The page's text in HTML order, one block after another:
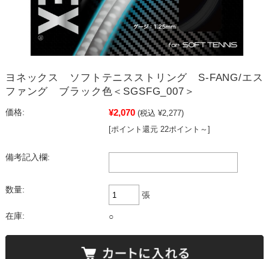
ヨネックス ソフトテニスストリング S-FANG/エス
ファング ブラック色＜SGSFG_007＞
価格: ¥2,070 (税込 ¥2,277)
[ポイント還元 22ポイント～]
備考記入欄:
数量:
張
在庫: ○